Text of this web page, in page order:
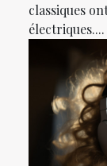
classiques
électriques....